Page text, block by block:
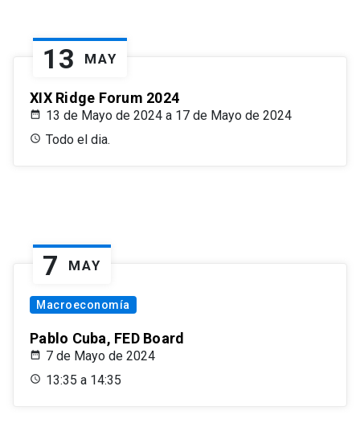
13 MAY
XIX Ridge Forum 2024
13 de Mayo de 2024 a 17 de Mayo de 2024
Todo el dia.
7 MAY
Macroeconomía
Pablo Cuba, FED Board
7 de Mayo de 2024
13:35 a 14:35